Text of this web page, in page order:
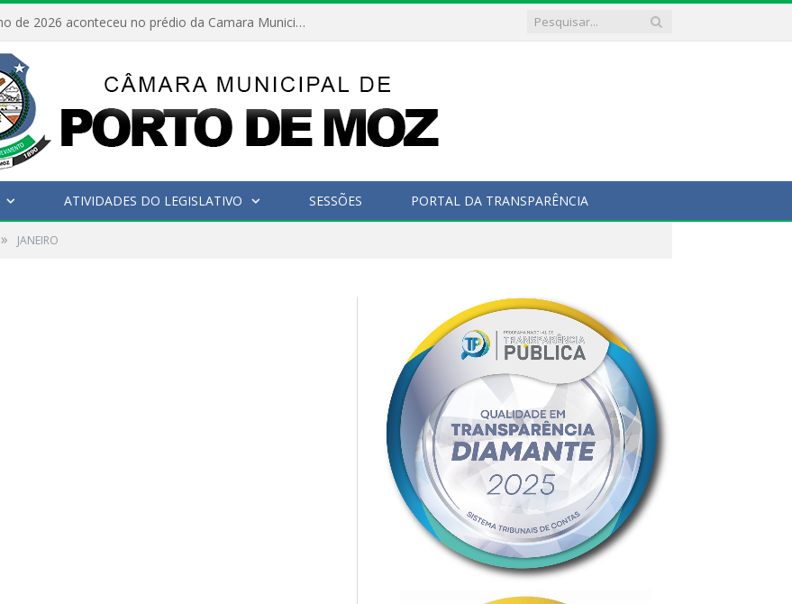
No dia 15 de junho de 2026 aconteceu no prédio da Camara Municipal de Porto de Moz /Pará a Sessão Ordinária
ATIVIDADES DO LEGISLATIVO SESSÕES PORTAL DA TRANSPARÊNCIA
» JANEIRO